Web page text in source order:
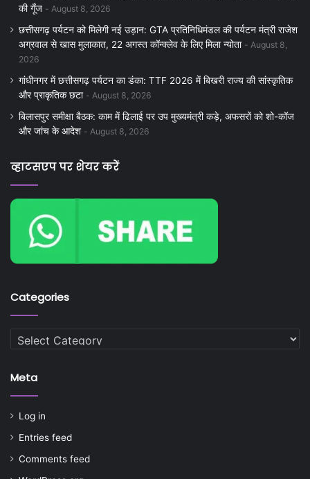
की गूँज
August 8, 2026
छत्तीसगढ़ पर्यटन को मिलेगी नई उड़ान: GTA प्रतिनिधिमंडल की पर्यटन मंत्री राजेश
अग्रवाल से खास मुलाकात, 22 अगस्त कॉन्क्लेव के लिए मिला न्योता
August 8,
2026
गांधीनगर में छत्तीसगढ़ पर्यटन का डंका: TTF 2026 में बिखरी राज्य की सांस्कृतिक
और प्राकृतिक छटा
August 8, 2026
बिलासपुर समीक्षा बैठक: काम में ढिलाई पर उप मुख्यमंत्री कड़े, अफसरों को शो-कॉज
और जांच के आदेश
August 8, 2026
व्हाटसएप पर शेयर करें
Categories
Categories
Meta
Log in
Entries feed
Comments feed